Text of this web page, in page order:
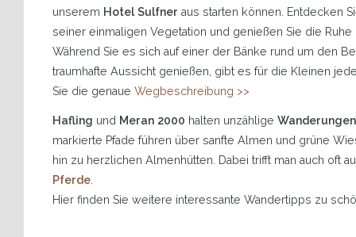
unserem Hotel Sulfner aus starten können. Entdecken
seiner einmaligen Vegetation und genießen Sie die
Während Sie es sich auf einer der Bänke rund um den
traumhafte Aussicht genießen, gibt es für die Kleinen
Sie die genaue Wegbeschreibung >>
Hafling und Meran 2000 halten unzählige Wanderungen
markierte Pfade führen über sanfte Almen und grüne
hin zu herzlichen Almenhütten. Dabei trifft man auch oft
Pferde.
Hier finden Sie weitere interessante Wandertipps zu